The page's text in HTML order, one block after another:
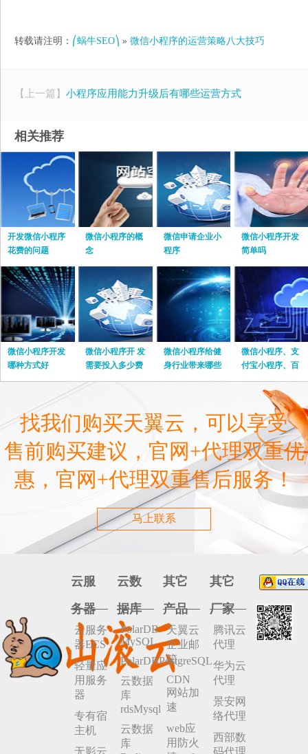
转载请注明： ⎛蜗牛SEO⎞ » 微信小程序的运营策略八大技巧
【上一篇】 小程序应用能力升级后有哪些运营方式
相关推荐
开发微信小程序
花费的问题
微信小程序的概
念
微信申请企业小
程序
微信小程序开发
简单吗
微信小程序开发
哪种方式好
微信小程序开 发
需要投入多少费
用
微信小程序给健
身行业带来哪些
优势
微信小程序、支
付宝小程序、百
度小程序都有哪
些优势？
找我们购买天翼云，可以享受
售前购买建议，官网+代理双重优
惠，官网+代理双重售后服务！
马上联系
云服
务器
云服务
器ECS
轻量应
用服务
器
专有宿
主机
无影云
云数
据库
PolarDB
MySQL
PolarDBPostgreSQL
云数据
库
rdsMysql
云数据
库
其它
产品
天翼云
企业邮
箱
CDN
网站加
速
web应
用防火
其它
厂家
腾讯云
代理
华为云
代理
景安网
络代理
西部数
码代理